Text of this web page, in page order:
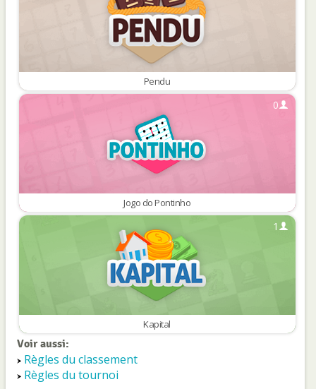
Pendu
0
Jogo do Pontinho
1
Kapital
Voir aussi:
Règles du classement
Règles du tournoi